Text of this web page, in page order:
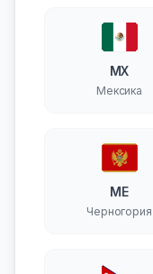
MX
Мексика
ME
Черногория